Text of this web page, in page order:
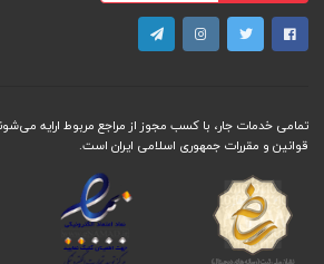
تمامی خدمات جار، با کسب مجوز از مراجع مربوط ارایه
قوانين و مقررات جمهوری اسلامی ايران است.